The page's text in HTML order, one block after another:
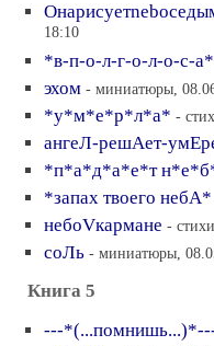
18:10
*в-п-о-л-г-о-л-о-с-а*
эхом - миниатюры,
*у*м*е*р*л*а* -
ангеЛ-решАет-
*п*а*д*а*е*т
*запах твоего небА*
небоVкармане -
соЛь - миниатюры,
Книга 5
---